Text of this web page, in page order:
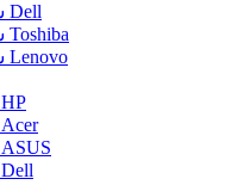
شارژر لپ تاپ Dell
شارژر لپ تاپ Toshiba
شارژر لپ تاپ Lenovo
باتری لپ تاپ HP
باتری لپ تاپ Acer
باتری لپ تاپ ASUS
باتری لپ تاپ Dell